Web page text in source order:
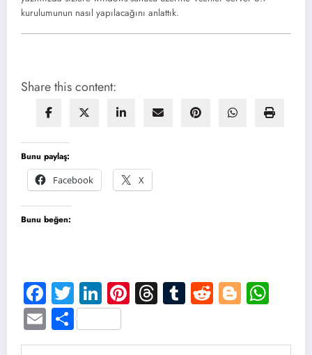
kurulumunun nasıl yapılacağını anlattık.
Share this content:
Bunu paylaş:
Facebook
X
Bunu beğen:
Facebook
TwitterLinkedIn
Pinterest
Threads
Tumblr
Reddit
EmailShare